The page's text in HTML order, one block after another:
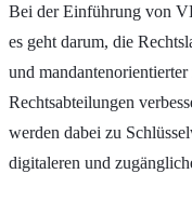
Bei der Einführung von
es geht darum, die
und
Rechtsabteilungen
werden dabei zu
digitaleren und